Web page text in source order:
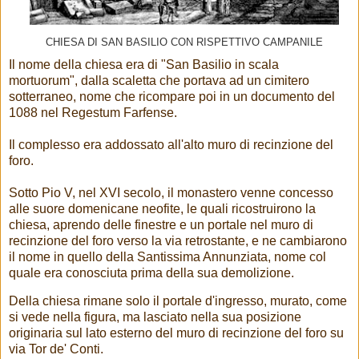
CHIESA DI SAN BASILIO CON RISPETTIVO CAMPANILE
Il nome della chiesa era di "San Basilio in scala
mortuorum", dalla scaletta che portava ad un cimitero
sotterraneo, nome che ricompare poi in un documento del
1088 nel Regestum Farfense.
Il complesso era addossato all'alto muro di recinzione del
foro.
Sotto Pio V, nel XVI secolo, il monastero venne concesso
alle suore domenicane neofite, le quali ricostruirono la
chiesa, aprendo delle finestre e un portale nel muro di
recinzione del foro verso la via retrostante, e ne cambiarono
il nome in quello della Santissima Annunziata, nome col
quale era conosciuta prima della sua demolizione.
Della chiesa rimane solo il portale d'ingresso, murato, come
si vede nella figura, ma lasciato nella sua posizione
originaria sul lato esterno del muro di recinzione del foro su
via Tor de' Conti.